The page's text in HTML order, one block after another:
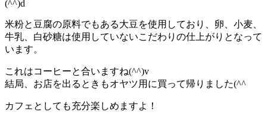
(^^)d
米粉と豆腐の原料でもある大豆を使用しており、卵、小麦、
牛乳、白砂糖は使用していないこだわりの仕上がりとなって
います。
これはコーヒーと合いますね(^^)v
結局、お店を出るときもオヤツ用に買って帰りました(^^
カフェとしても充分楽しめますよ！